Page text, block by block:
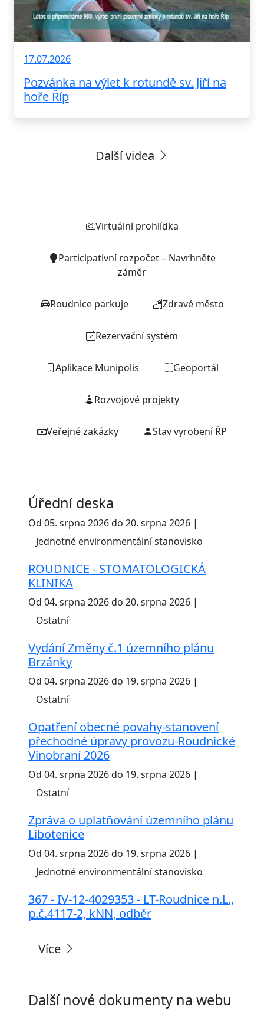
17.07.2026
Pozvánka na výlet k rotundě sv. Jiří na
hoře Říp
Další videa
Virtuální prohlídka
Participativní rozpočet – Navrhněte
záměr
Roudnice parkuje Zdravé město
Rezervační systém
Aplikace Munipolis Geoportál
Rozvojové projekty
Veřejné zakázky Stav vyrobení ŘP
Úřední deska
Od 05. srpna 2026 do 20. srpna 2026 |
Jednotné environmentální stanovisko
ROUDNICE - STOMATOLOGICKÁ
KLINIKA
Od 04. srpna 2026 do 20. srpna 2026 |
Ostatní
Vydání Změny č.1 územního plánu
Brzánky
Od 04. srpna 2026 do 19. srpna 2026 |
Ostatní
Opatření obecné povahy-stanovení
přechodné úpravy provozu-Roudnické
Vinobraní 2026
Od 04. srpna 2026 do 19. srpna 2026 |
Ostatní
Zpráva o uplatňování územního plánu
Libotenice
Od 04. srpna 2026 do 19. srpna 2026 |
Jednotné environmentální stanovisko
367 - IV-12-4029353 - LT-Roudnice n.L.,
p.č.4117-2, kNN, odběr
Více
Další nové dokumenty na webu